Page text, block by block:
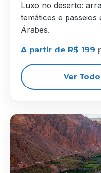
Luxo no deserto:
temáticos e passeios
Árabes.
A partir de R$ 199
Ver